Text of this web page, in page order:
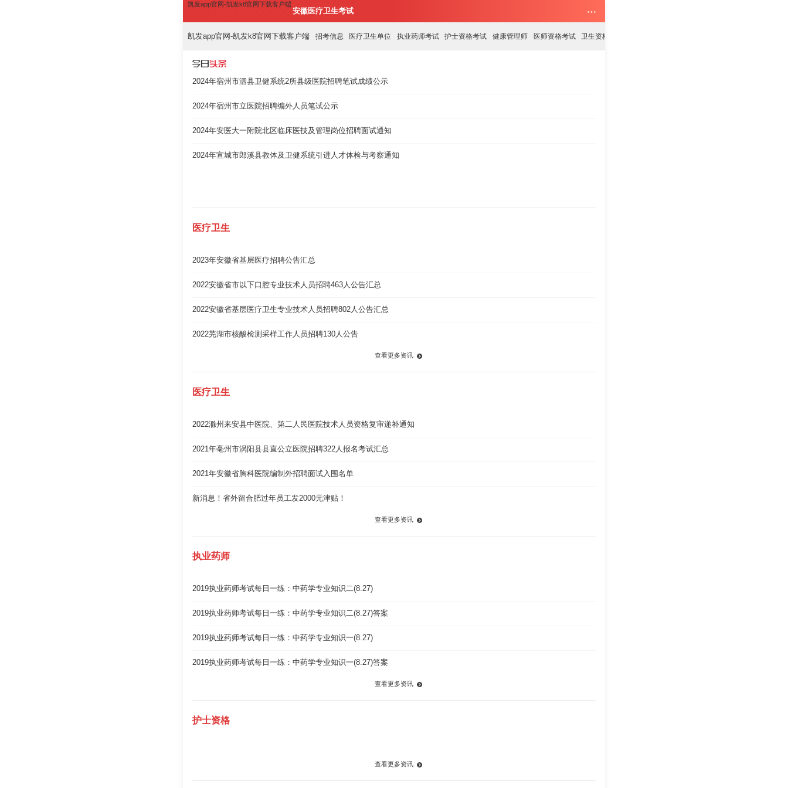
凯发app官网-凯发k8官网下载客户端
安徽医疗卫生考试
凯发app官网-凯发k8官网下载客户端 招考信息 医疗卫生单位 执业药师考试 护士资格考试 健康管理师 医师资格考试 卫生资格考试
2024年宿州市泗县卫健系统2所县级医院招聘笔试成绩公示
2024年宿州市立医院招聘编外人员笔试公示
2024年安医大一附院北区临床医技及管理岗位招聘面试通知
2024年宣城市郎溪县教体及卫健系统引进人才体检与考察通知
医疗卫生
2023年安徽省基层医疗招聘公告汇总
2022安徽省市以下口腔专业技术人员招聘463人公告汇总
2022安徽省基层医疗卫生专业技术人员招聘802人公告汇总
2022芜湖市核酸检测采样工作人员招聘130人公告
查看更多资讯
医疗卫生
2022滁州来安县中医院、第二人民医院技术人员资格复审递补通知
2021年亳州市涡阳县县直公立医院招聘322人报名考试汇总
2021年安徽省胸科医院编制外招聘面试入围名单
新消息！省外留合肥过年员工发2000元津贴！
查看更多资讯
执业药师
2019执业药师考试每日一练：中药学专业知识二(8.27)
2019执业药师考试每日一练：中药学专业知识二(8.27)答案
2019执业药师考试每日一练：中药学专业知识一(8.27)
2019执业药师考试每日一练：中药学专业知识一(8.27)答案
查看更多资讯
护士资格
查看更多资讯